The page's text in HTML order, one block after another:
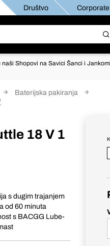
Društvo
Shopovi na Savici Šanci i
Baterijska pakiranja
18 V 1
s dugim trajanjem
od 60 minuta
s BACGG Lube-